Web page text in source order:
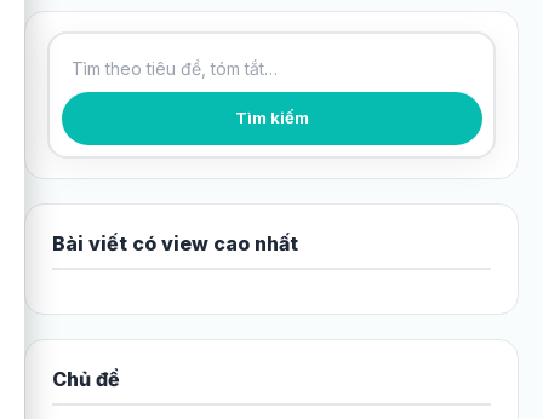
Tìm kiếm bài viết Tìm kiếm
Bài viết có view cao nhất
Chủ đề